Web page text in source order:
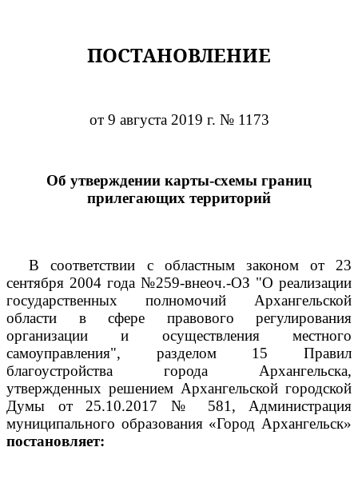
ПОСТАНОВЛЕНИЕ
от 9 августа 2019 г. № 1173
Об утверждении карты-схемы границ
прилегающих территорий
В соответствии с областным законом от 23
сентября 2004 года №259-внеоч.-ОЗ "О реализации
государственных полномочий Архангельской
области в сфере правового регулирования
организации и осуществления местного
самоуправления", разделом 15 Правил
благоустройства города Архангельска,
утвержденных решением Архангельской городской
Думы от 25.10.2017 № 581, Администрация
муниципального образования «Город Архангельск»
постановляет: